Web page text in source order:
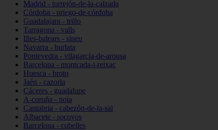
Madrid - torrejón-de-la-calzada
Córdoba - priego-de-córdoba
Guadalajara - trillo
Tarragona - valls
Illes-balears - sineu
Navarra - burlata
Pontevedra - vilagarcía-de-arousa
Barcelona - montcada-i-reixac
Huesca - broto
Jaén - cazorla
Cáceres - guadalupe
A-coruña - noia
Cantabria - cabezón-de-la-sal
Albacete - socovos
Barcelona - cubelles